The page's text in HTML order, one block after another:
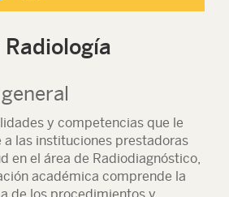
y competencias que le
las instituciones prestadoras
en el área de Radiodiagnóstico,
académica comprende la